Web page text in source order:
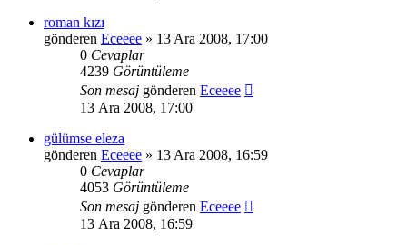
roman kızı
gönderen Eceeee » 13 Ara 2008, 17:00
0 Cevaplar
4239 Görüntüleme
Son mesaj gönderen Eceeee
13 Ara 2008, 17:00
gülümse eleza
gönderen Eceeee » 13 Ara 2008, 16:59
0 Cevaplar
4053 Görüntüleme
Son mesaj gönderen Eceeee
13 Ara 2008, 16:59